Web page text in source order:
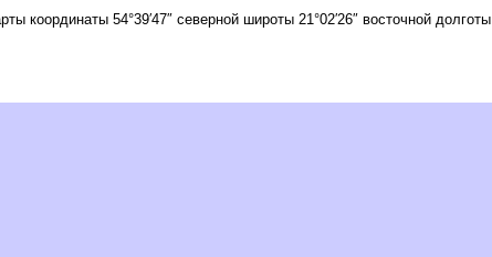
координаты 54°39′47″ северной широты 21°02′26″ восточной долготы